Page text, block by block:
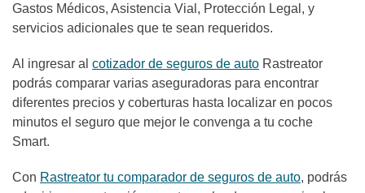
Gastos Médicos, Asistencia Vial, Protección Legal, y
servicios adicionales que te sean requeridos.
Al ingresar al cotizador de seguros de auto Rastreator
podrás comparar varias aseguradoras para encontrar
diferentes precios y coberturas hasta localizar en pocos
minutos el seguro que mejor le convenga a tu coche
Smart.
Con Rastreator tu comparador de seguros de auto, podrás